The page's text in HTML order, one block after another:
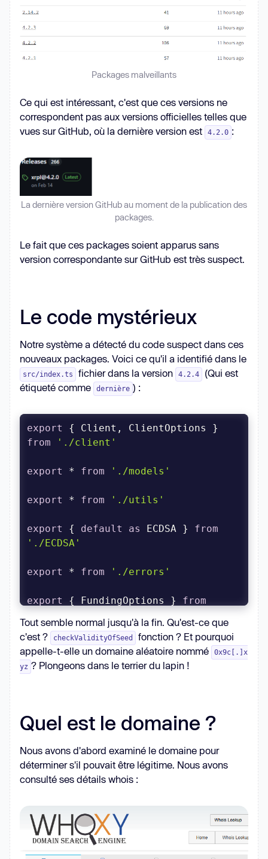
Packages malveillants
Ce qui est intéressant, c'est que ces versions ne
correspondent pas aux versions officielles telles que
vues sur GitHub, où la dernière version est
4.2.0 :
La dernière version GitHub au moment de la publication des
packages.
Le fait que ces packages soient apparus sans
version correspondante sur GitHub est très suspect.
Le code mystérieux
Notre système a détecté du code suspect dans ces
nouveaux packages. Voici ce qu'il a identifié dans le
src/index.ts fichier dans la version 4.2.4
(Qui est
étiqueté comme
dernière ) :
export
from
'./client'
export * from './models'
export * from './utils'
export { default as ECDSA } from
'./ECDSA'
export * from './errors'
export { FundingOptions } from
export { Wallet } from './Wallet'
export
{ walletFromSecretNumbers }
from
export
{ keyToRFC1751Mnemonic,
rfc1751MnemonicToKey } from
'./Wallet/rfc1751'
export from './Wallet/signer'
export
function
checkValidityOfSeed
string)
Tout semble normal jusqu'à la fin. Qu'est-ce que
c'est ?
checkValidityOfSeed
fonction ? Et pourquoi
appelle-t-elle un domaine aléatoire nommé
0x9c[.]x
yz ? Plongeons dans le terrier du lapin !
Quel est le domaine ?
Nous avons d'abord examiné le domaine pour
déterminer s'il pouvait être légitime. Nous avons
consulté ses détails whois :